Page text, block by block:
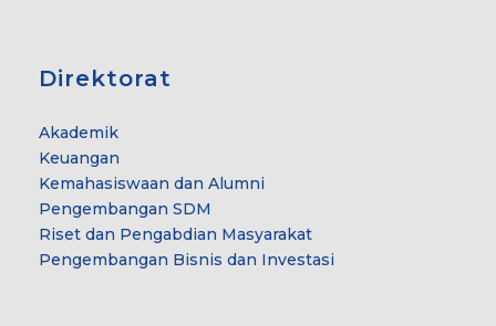
Direktorat
Akademik
Keuangan
Kemahasiswaan dan Alumni
Pengembangan SDM
Riset dan Pengabdian Masyarakat
Pengembangan Bisnis dan Investasi